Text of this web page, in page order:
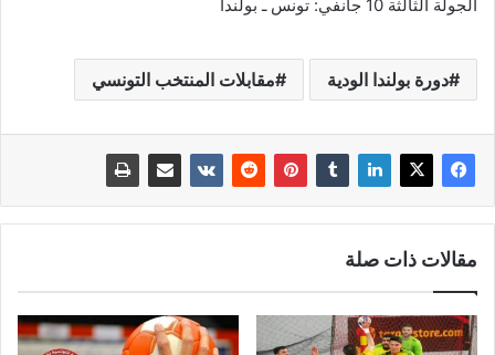
الجولة الثالثة 10 جانفي: تونس ـ بولندا
دورة بولندا الودية مقابلات المنتخب التونسي
مقالات ذات صلة